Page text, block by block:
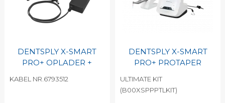
DENTSPLY X-SMART
PRO+ OPLADER +
KABEL NR.6793512
DENTSPLY X-SMART
PRO+ PROTAPER
ULTIMATE KIT
(B00XSPPPTLKIT)